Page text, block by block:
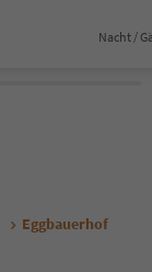
Nacht /
Eggbauerhof